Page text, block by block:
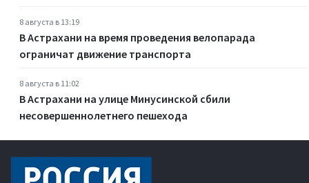
8 августа в 13:19
В Астрахани на время проведения велопарада
ограничат движение транспорта
8 августа в 11:02
В Астрахани на улице Минусинской сбили
несовершеннолетнего пешехода